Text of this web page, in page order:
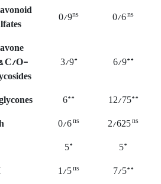
0/6ns
0/9ns
6/9**
3/9*
C/O-
12/75**
6**
2/625ns
0/6ns
5*
5*
7/5**
1/5ns